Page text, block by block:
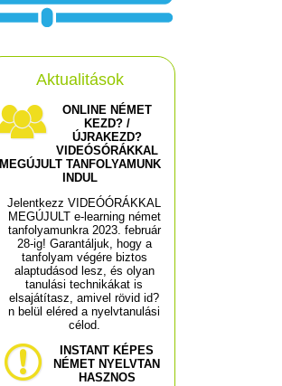
Aktualitások
ONLINE NÉMET
KEZD? /
ÚJRAKEZD?
VIDEÓSÓRÁKKAL
MEGÚJULT TANFOLYAMUNK
INDUL
Jelentkezz VIDEÓÓRÁKKAL
MEGÚJULT e-learning német
tanfolyamunkra 2023. február
28-ig! Garantáljuk, hogy a
tanfolyam végére biztos
alaptudásod lesz, és olyan
tanulási technikákat is
elsajátítasz, amivel rövid id?
n belül eléred a nyelvtanulási
célod.
INSTANT KÉPES
NÉMET NYELVTAN
HASZNOS